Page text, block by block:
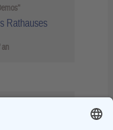
Rathauses
an
Kleiner